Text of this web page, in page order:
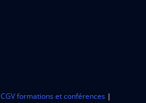
CGV formations et conférences|